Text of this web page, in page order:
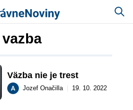
Väzba nie je trest
Jozef Onačilla 19. 10. 2022